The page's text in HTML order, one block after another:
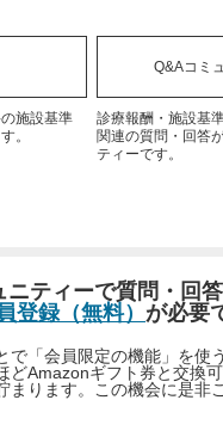
施設基準
。
Q&Aコミ
診療報酬・施設基
関連の質問・回答
ティーです。
ティーで質問・回
登録（無料） が必要
で「会員限定の機能」を使
どAmazonギフト券と交換
まります。この機会に是非